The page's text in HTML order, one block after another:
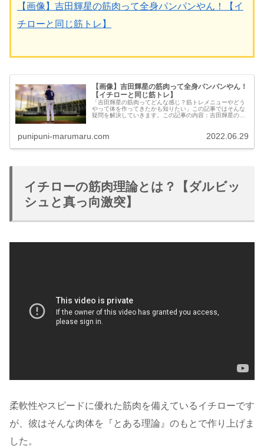
【画像】吉田輝星の筋肉って全身パンパンやん！【イ
チローと同じ筋トレ】
【画像】吉田輝星の筋肉って全身パンパンやん！
【イチローと同じ筋トレ】
「吉田輝星の筋肉ってどんな感じ？筋トレメニューやどう
やって体を作ってきたかも知りたい」この記事ではそんな
疑問を解決していきます。この記事の内容：吉田輝星の筋
punipuni-marumaru.com 2022.06.29
イチローの筋肉理論とは？【ダルビッ
シュと真っ向激突】
柔軟性やスピードに優れた筋肉を備えているイチローです
が、彼はそんな肉体を『とある理論』のもとで作り上げま
した。